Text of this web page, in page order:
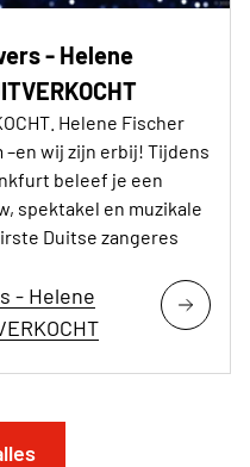
- Helene
Helene Fischer
wij zijn erbij! Tijdens
beleef je een
spektakel en muzikale
Duitse zangeres
- Helene